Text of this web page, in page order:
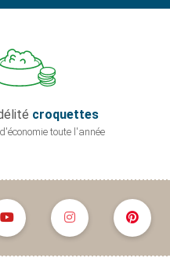
croquettes
toute l'année